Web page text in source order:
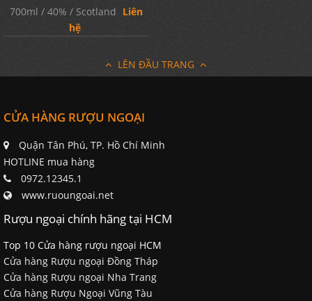
700ml / 40% / Scotland Liên
hệ
LÊN ĐẦU TRANG
CỬA HÀNG RƯỢU NGOẠI
Quận Tân Phú, TP. Hồ Chí Minh
HOTLINE mua hàng
0972.12345.1
www.ruoungoai.net
Rượu ngoại chính hãng tại HCM
Top 10 Cửa hàng rượu ngoại HCM
Cửa hàng Rượu ngoại Đồng Tháp
Cửa hàng Rượu ngoại Nha Trang
Cửa hàng Rượu Ngoại Vũng Tàu